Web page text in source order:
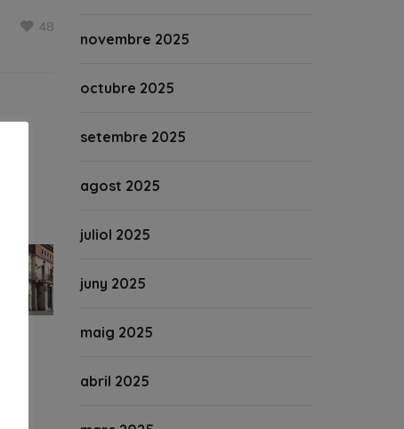
48
novembre 2025
octubre 2025
setembre 2025
agost 2025
juliol 2025
juny 2025
maig 2025
abril 2025